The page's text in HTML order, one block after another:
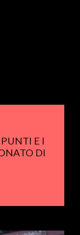
E I
DI